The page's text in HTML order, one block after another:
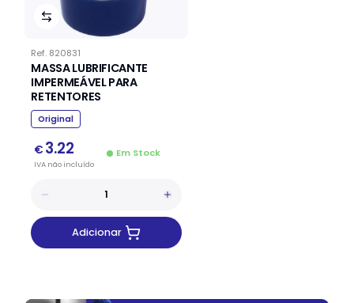
Ref. 820831
MASSA LUBRIFICANTE
IMPERMEÁVEL PARA
RETENTORES
Original
€ 3.22
IVA nãoincluído
Em Stock
Adicionar